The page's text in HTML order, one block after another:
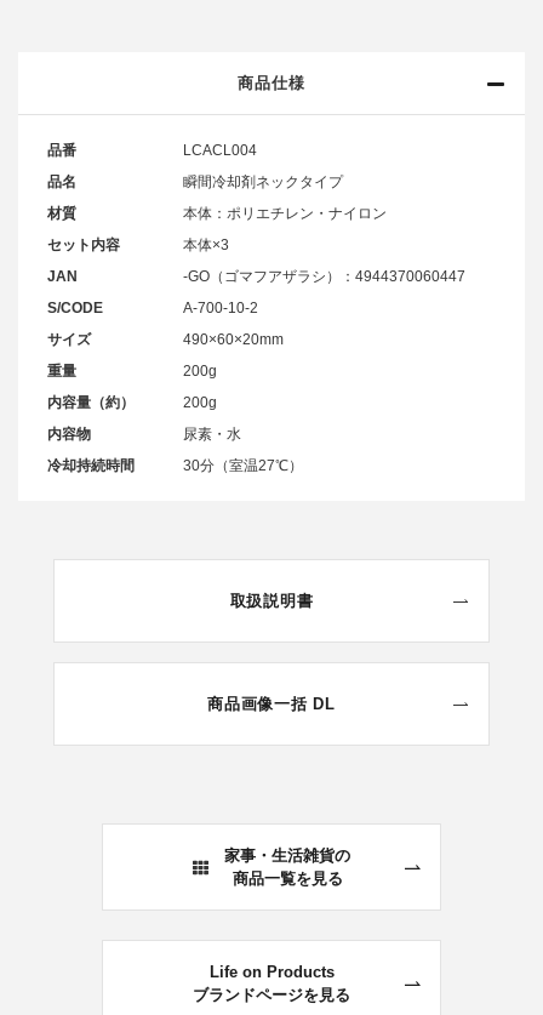
商品仕様
品番
LCACL004
品名
瞬間冷却剤ネックタイプ
材質
本体：ポリエチレン・ナイロン
セット内容
本体×3
JAN
-GO（ゴマフアザラシ）：4944370060447
S/CODE
A-700-10-2
サイズ
490×60×20mm
重量
200g
内容量（約）
200g
内容物
尿素・水
冷却持続時間
30分（室温27℃）
取扱説明書
商品画像一括 DL
家事・生活雑貨の
商品一覧を見る
Life on Products
ブランドページを見る